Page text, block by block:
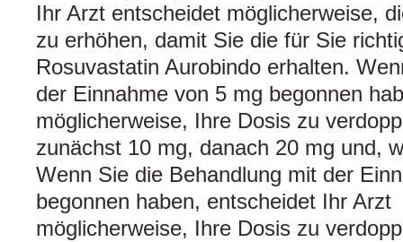
Ihr Arzt entscheidet möglicherweise,
zu erhöhen, damit Sie die für Sie
Rosuvastatin Aurobindo erhalten.
der Einnahme von 5 mg begonnen
möglicherweise, Ihre Dosis zu
zunächst 10 mg, danach 20 mg und,
Wenn Sie die Behandlung mit der
begonnen haben, entscheidet Ihr Arzt
möglicherweise, Ihre Dosis zu